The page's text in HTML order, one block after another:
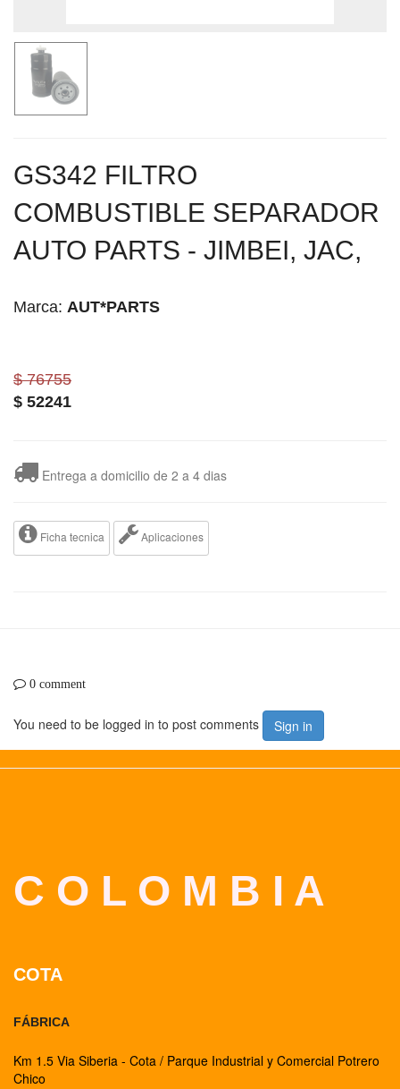
GS342 FILTRO
COMBUSTIBLE SEPARADOR
AUTO PARTS - JIMBEI, JAC,
Marca: AUT*PARTS
$ 76755
$ 52241
Entrega a domicilio de 2 a 4 dias
Ficha tecnica Aplicaciones
0 comment
You need to be logged in to post comments Sign in
C O L O M B I A
COTA
FÁBRICA
Km 1.5 Via Siberia - Cota / Parque Industrial y Comercial Potrero
Chico